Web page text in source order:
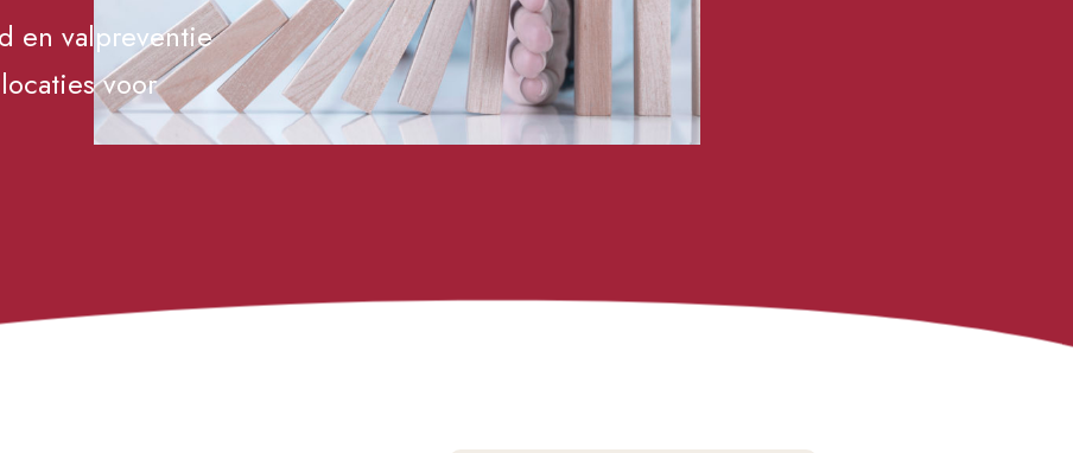
en valpreventie
voor